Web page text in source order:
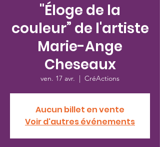
"Éloge de la
couleur” de l'artiste
Marie-Ange
Cheseaux
ven. 17 avr.
  |
CréActions
Aucun billet en vente
Voir d'autres événements